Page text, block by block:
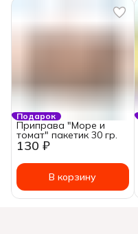
Подарок
130 ₽
Приправа "Море и
томат" пакетик 30 гр.
В корзину